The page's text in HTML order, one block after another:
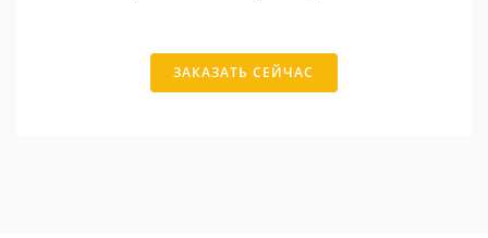
ЗАКАЗАТЬ СЕЙЧАС